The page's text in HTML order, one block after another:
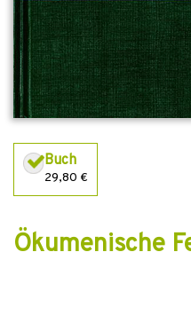
Buch
29,80 €
Ökumenische